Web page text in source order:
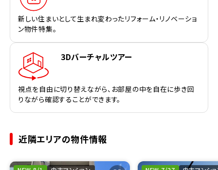
新しい住まいとして生まれ変わったリフォーム・リノベーショ
ン物件特集。
3Dバーチャルツアー
視点を自由に切り替えながら、お部屋の中を自在に歩き回
りながら確認することができます。
近隣エリアの物件情報